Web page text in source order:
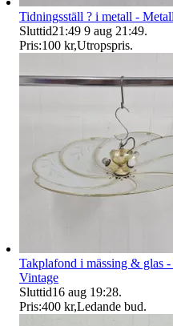
Tidningsställ ? i metall -
Sluttid21:49 9 aug 21:49.
Pris:100 kr,Utropspris.
Takplafond i mässing & glas
Vintage
Sluttid16 aug 19:28.
Pris:400 kr,Ledande bud.